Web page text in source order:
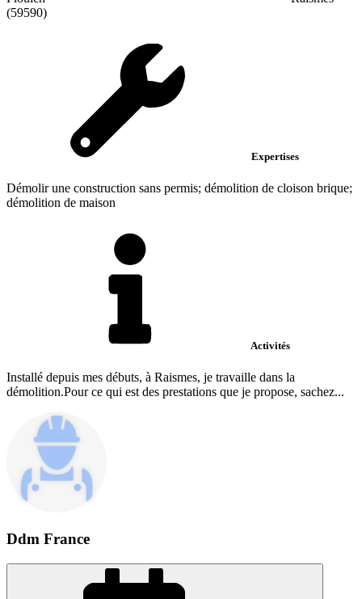
(59590)
Expertises
Démolir une construction sans permis; démolition de cloison brique;
démolition de maison
Activités
Installé depuis mes débuts, à Raismes, je travaille dans la
démolition.Pour ce qui est des prestations que je propose, sachez...
Ddm France